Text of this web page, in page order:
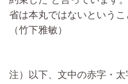
省は本丸ではないというこ
（竹下雅敏）
注）以下、文中の赤字・